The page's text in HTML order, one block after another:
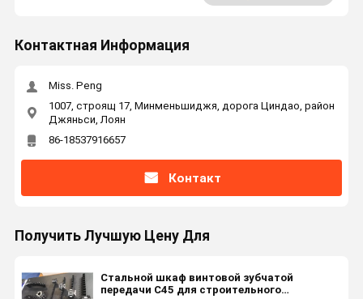
Контактная Информация
Miss. Peng
1007, строящ 17, Минменьшиджя, дорога Циндао, район
Джяньси, Лоян
86-18537916657
Контакт
Получить Лучшую Цену Для
Стальной шкаф винтовой зубчатой
передачи C45 для строительного